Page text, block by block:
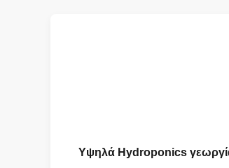
Υψηλά Hydroponics